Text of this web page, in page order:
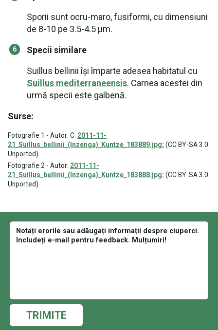
Sporii sunt ocru-maro, fusiformi, cu dimensiuni
de 8-10 pe 3.5-4.5 μm.
Specii similare
Suillus bellinii își împarte adesea habitatul cu
Suillus mediterraneensis. Carnea acestei din
urmă specii este galbenă.
Surse:
Fotografie 1 - Autor: C: 2011-11-
21_Suillus_bellinii_(Inzenga)_Kuntze_183889.jpg: (CC BY-SA 3.0
Unported)
Fotografie 2 - Autor: 2011-11-
21_Suillus_bellinii_(Inzenga)_Kuntze_183888.jpg: (CC BY-SA 3.0
Unported)
TRIMITE